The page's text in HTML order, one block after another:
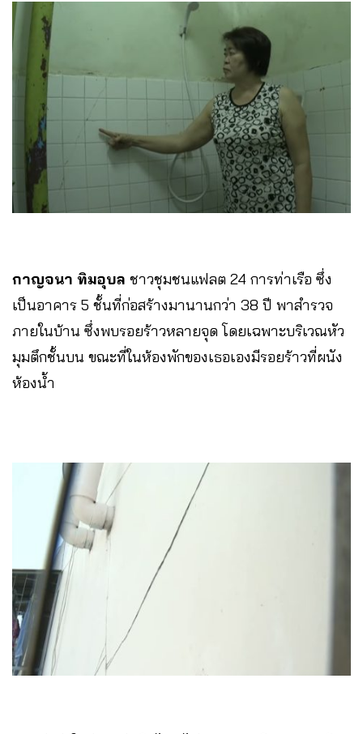
กาญจนา ทิมอุบล ชาวชุมชนแฟลต 24 การท่าเรือ ซึ่ง
เป็นอาคาร 5 ชั้นที่ก่อสร้างมานานกว่า 38 ปี พาสำรวจ
ภายในบ้าน ซึ่งพบรอยร้าวหลายจุด โดยเฉพาะบริเวณหัว
มุมตึกชั้นบน ขณะที่ในห้องพักของเธอเองมีรอยร้าวที่ผนัง
ห้องน้ำ